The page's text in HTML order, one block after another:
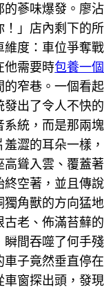
蔘味爆發。廖
」店內剩下的
度：車位爭奪
他需要時包養一
窄巷。一個看
出了令人不快
統，而是那兩
羞澀的耳朵一樣
聳入雲、覆蓋
空著，並且傳
角獸的方向猛
老、佈滿苔蘚
間吞噬了何手
子竟然垂直
窗探出頭，發